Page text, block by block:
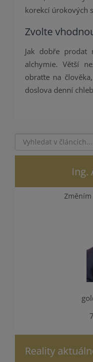
korekcí úrokových
Zvolte
Jak dobře prodat
alchymie. Větší
obraťte na
doslova denní
Ing.
Reality